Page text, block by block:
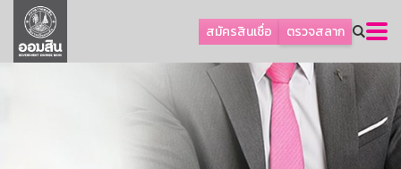
สมัครสินเชื่อ ตรวจสลาก
ลูกค้าธุรกิจ
ลูกค้าผู้ประกอบรายย่อย